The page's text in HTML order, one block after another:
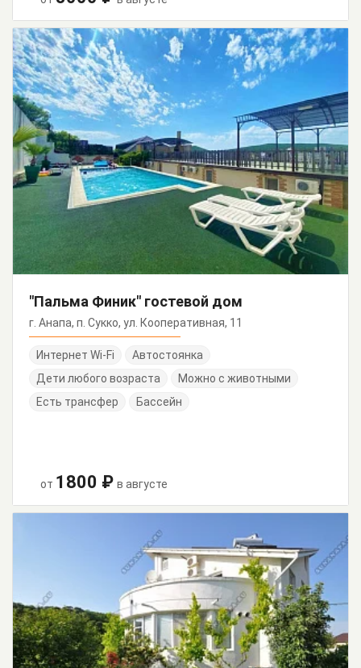
"Пальма Финик" гостевой дом
г. Анапа, п. Сукко, ул. Кооперативная, 11
Интернет Wi-Fi
Автостоянка
Дети любого возраста
Можно с животными
Есть трансфер
Бассейн
от 1800 ₽ в августе